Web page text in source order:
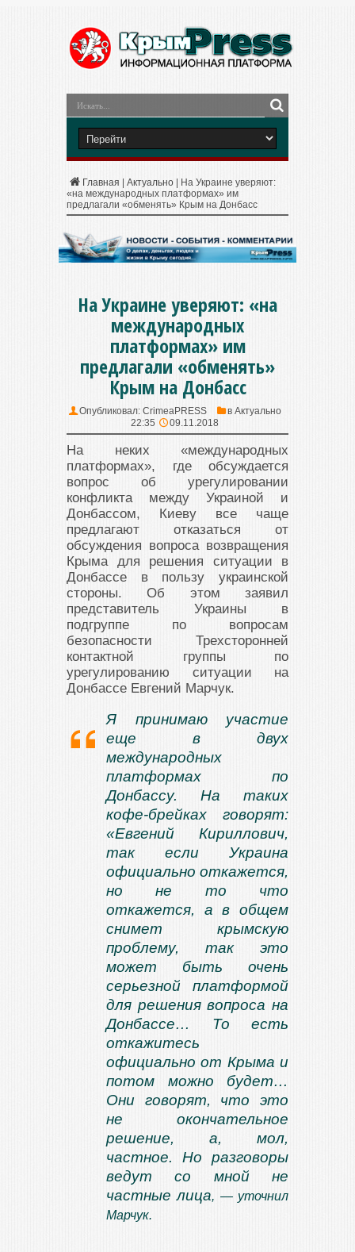
Главная Актуально
На Украине уверяют:
«на международных платформах» им
предлагали «обменять» Крым на Донбасс
На Украине уверяют: «на
международных
платформах» им
предлагали «обменять»
Крым на Донбасс
Опубликовал: CrimeaPRESS в Актуально
22:35
09.11.2018
На неких «международных
платформах», где обсуждается
вопрос об урегулировании
конфликта между Украиной и
Донбассом, Киеву все чаще
предлагают отказаться от
обсуждения вопроса возвращения
Крыма для решения ситуации в
Донбассе в пользу украинской
стороны. Об этом заявил
представитель Украины в
подгруппе по вопросам
безопасности Трехсторонней
контактной группы по
урегулированию ситуации на
Донбассе Евгений Марчук.
Я принимаю участие
еще в двух
международных
платформах по
Донбассу. На таких
кофе-брейках говорят:
«Евгений Кириллович,
так если Украина
официально откажется,
но не то что
откажется, а в общем
снимет крымскую
проблему, так это
может быть очень
серьезной платформой
для решения вопроса на
Донбассе… То есть
откажитесь
официально от Крыма и
потом можно будет…
Они говорят, что это
не окончательное
решение, а, мол,
частное. Но разговоры
ведут со мной не
частные лица, — уточнил
Марчук.